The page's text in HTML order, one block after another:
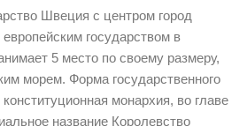
Швеция с центром город
государством в
5 место по своему размеру,
морем. Форма государственного
монархия, во главе
название Королевство